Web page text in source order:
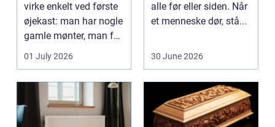
virke enkelt ved første
øjekast: man har nogle
gamle mønter, man får
dem vurderet...
01 July 2026
alle før eller siden. Når
et menneske dør, stå...
30 June 2026